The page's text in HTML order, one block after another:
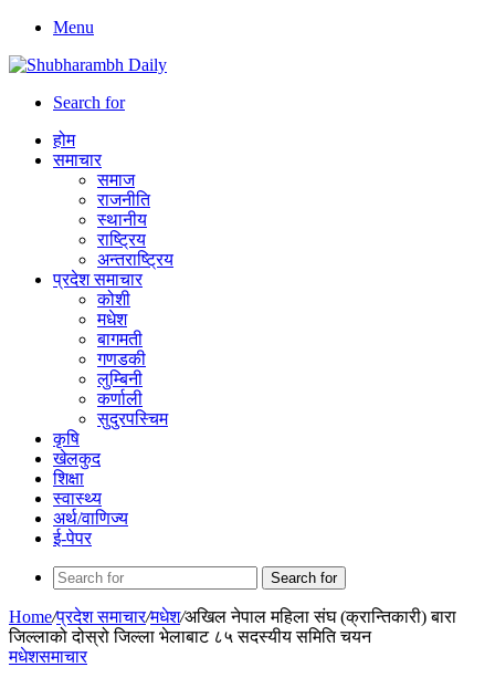
Menu
Search for
होम
समाचार
समाज
राजनीति
स्थानीय
राष्ट्रिय
अन्तराष्ट्रिय
प्रदेश समाचार
कोशी
मधेश
बागमती
गणडकी
लुम्बिनी
कर्णाली
सुदुरपस्चिम
कृषि
खेलकुद
शिक्षा
स्वास्थ्य
अर्थ/वाणिज्य
ई-पेपर
Search for
Home/प्रदेश समाचार/मधेश/अखिल नेपाल महिला संघ (क्रान्तिकारी) बारा
जिल्लाको दोस्रो जिल्ला भेलाबाट ८५ सदस्यीय समिति चयन
मधेशसमाचार